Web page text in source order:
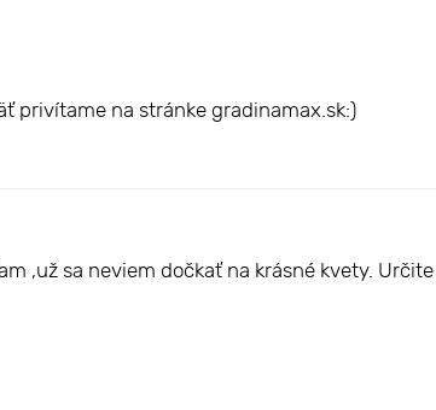
privítame na stránke gradinamax.sk:)
,už sa neviem dočkať na krásné kvety.